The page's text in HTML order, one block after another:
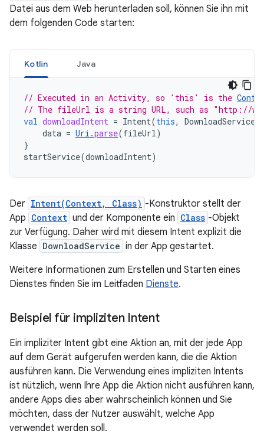
Datei aus dem Web herunterladen soll, können Sie ihn mit
dem folgenden Code starten:
Kotlin Java
// Executed in an Activity, so 'this' is the
// The fileUrl is a string URL, such as "http://
val downloadIntent = Intent(this, DownloadService
data = Uri .parse(fileUrl)
}
startService(downloadIntent)
Der Intent(Context, Class) -Konstruktor stellt der
App Context und der Komponente ein Class -Objekt
zur Verfügung. Daher wird mit diesem Intent explizit die
Klasse DownloadService in der App gestartet.
Weitere Informationen zum Erstellen und Starten eines
Dienstes finden Sie im Leitfaden Dienste.
Beispiel für impliziten Intent
Ein impliziter Intent gibt eine Aktion an, mit der jede App
auf dem Gerät aufgerufen werden kann, die die Aktion
ausführen kann. Die Verwendung eines impliziten Intents
ist nützlich, wenn Ihre App die Aktion nicht ausführen kann,
andere Apps dies aber wahrscheinlich können und Sie
möchten, dass der Nutzer auswählt, welche App
verwendet werden soll.